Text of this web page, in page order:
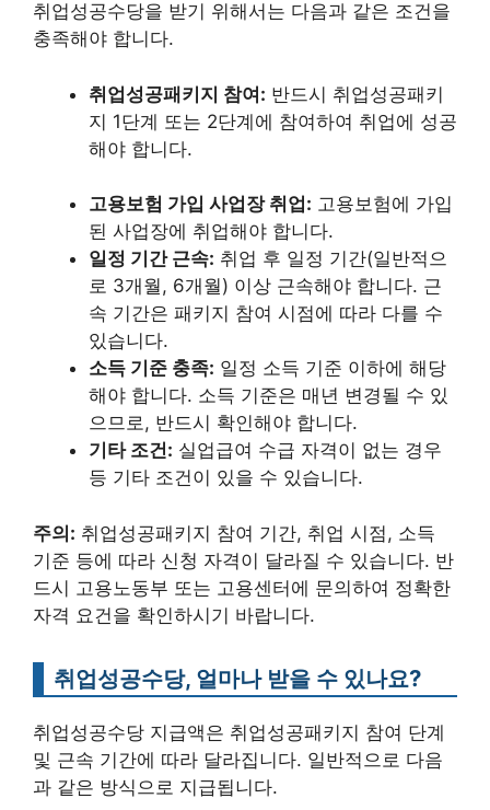
취업성공수당을 받기 위해서는 다음과 같은 조건을
충족해야 합니다.
취업성공패키지 참여: 반드시 취업성공패키
지 1단계 또는 2단계에 참여하여 취업에 성공
해야 합니다.
고용보험 가입 사업장 취업: 고용보험에 가입
된 사업장에 취업해야 합니다.
일정 기간 근속: 취업 후 일정 기간(일반적으
로 3개월, 6개월) 이상 근속해야 합니다. 근
속 기간은 패키지 참여 시점에 따라 다를 수
있습니다.
소득 기준 충족: 일정 소득 기준 이하에 해당
해야 합니다. 소득 기준은 매년 변경될 수 있
으므로, 반드시 확인해야 합니다.
기타 조건: 실업급여 수급 자격이 없는 경우
등 기타 조건이 있을 수 있습니다.
주의: 취업성공패키지 참여 기간, 취업 시점, 소득
기준 등에 따라 신청 자격이 달라질 수 있습니다. 반
드시 고용노동부 또는 고용센터에 문의하여 정확한
자격 요건을 확인하시기 바랍니다.
취업성공수당, 얼마나 받을 수 있나요?
취업성공수당 지급액은 취업성공패키지 참여 단계
및 근속 기간에 따라 달라집니다. 일반적으로 다음
과 같은 방식으로 지급됩니다.